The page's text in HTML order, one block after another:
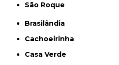
São Roque
Brasilândia
Cachoeirinha
Casa Verde